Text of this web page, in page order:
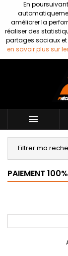
En
améliorer la
réaliser des
partages sociaux et
en savoir plus sur

Filtrer ma
PAIEMENT